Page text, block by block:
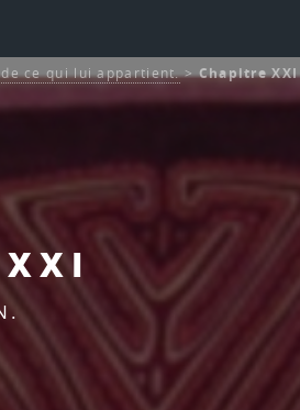
ce qui lui appartient.>Chapitre XXI